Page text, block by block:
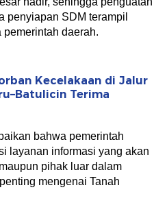
penyiapan SDM terampil
pemerintah daerah.
Kecelakaan di Jalur
Terima
bahwa pemerintah
layanan informasi yang akan
pihak luar dalam
mengenai Tanah